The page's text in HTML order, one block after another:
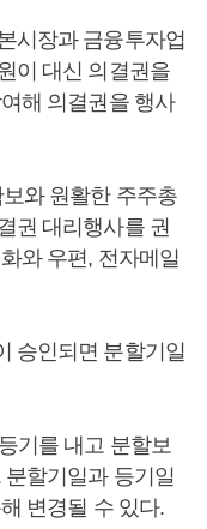
시장과 금융투자업
이 대신 의결권을
해 의결권을 행사
와 원활한 주주총
권 대리행사를 권
와 우편, 전자메일
승인되면 분할기일
기를 내고 분할보
할기일과 등기일
변경될 수 있다.